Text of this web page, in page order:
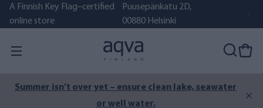
A Finnish Key Flag–certified
online store
Puusepänkatu 2D,
00880 Helsinki
Summer isn’t over yet – ensure clean lake, seawater
or well water.